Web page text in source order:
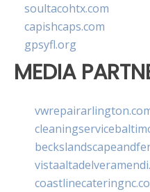
soultacohtx.com
capishcaps.com
gpsyfl.org
MEDIA